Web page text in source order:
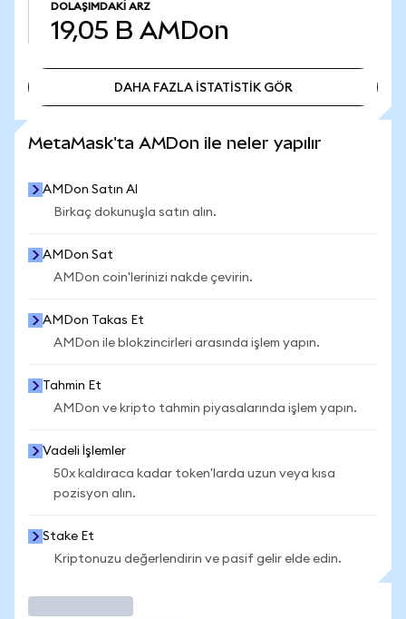
DOLAŞIMDAKI ARZ
19,05 B AMDon
DAHA FAZLA İSTATİSTİK GÖR
MetaMask'ta AMDon ile neler yapılır
AMDon Satın Al
Birkaç dokunuşla satın alın.
AMDon Sat
AMDon coin'lerinizi nakde çevirin.
AMDon Takas Et
AMDon ile blokzincirleri arasında işlem yapın.
Tahmin Et
AMDon ve kripto tahmin piyasalarında işlem yapın.
Vadeli İşlemler
50x kaldıraca kadar token'larda uzun veya kısa
pozisyon alın.
Stake Et
Kriptonuzu değerlendirin ve pasif gelir elde edin.